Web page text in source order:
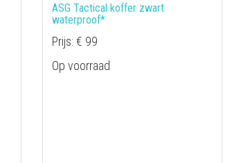
ASG Tactical koffer zwart
waterproof*
Prijs: € 99
Op voorraad